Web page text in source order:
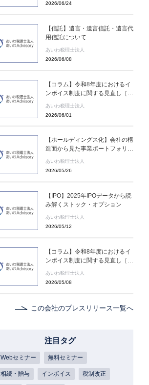
2026/06/24
【信託】遺言・遺言信託・遺言代
用信託について
あいわ税理士法人
2026/06/08
【コラム】令和8年度におけるイ
ンボイス制度に関する見直し［あ
あいわ税理士法人
2026/06/01
【ホールディングス化】会社の構
造面から見た事業ポートフォリオ
マネジメントの難しさ
あいわ税理士法人
2026/05/26
【IPO】2025年IPOデータから読
み解くストック・オプション
あいわ税理士法人
2026/05/12
【コラム】令和8年度におけるイ
ンボイス制度に関する見直し［あ
あいわ税理士法人
2026/05/08
この会社のプレスリリース一覧へ
注目タグ
Webセミナー 無料セミナー
相続・贈与 インボイス 税制改正